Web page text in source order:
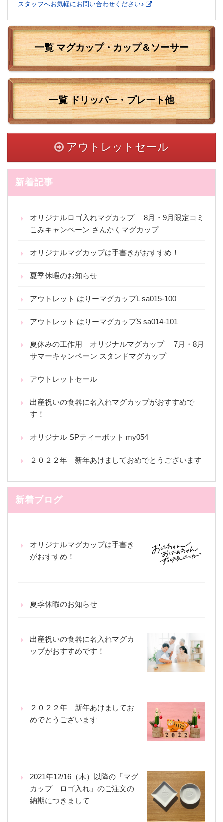
スタッフへお気軽にお問い合わせください♪
一覧 マグカップ・カップ＆ソーサー
一覧ドリッパー・プレート他
アウトレットセール
新着記事
オリジナルロゴ入れマグカップ 8月・9月限定コミ
こみキャンペーン さんかくマグカップ
オリジナルマグカップは手書きがおすすめ！
夏季休暇のお知らせ
アウトレット はりーマグカップL sa015-100
アウトレット はりーマグカップS sa014-101
夏休みの工作用 オリジナルマグカップ 7月・8月
サマーキャンペーン スタンドマグカップ
アウトレットセール
出産祝いの食器に名入れマグカップがおすすめで
す！
オリジナル SPティーポット my054
２０２２年 新年あけましておめでとうございます
新着ブログ
オリジナルマグカップは手書き
がおすすめ！
夏季休暇のお知らせ
出産祝いの食器に名入れマグカ
ップがおすすめです！
２０２２年 新年あけましてお
めでとうございます
2021年12/16（木）以降の「マグ
カップ ロゴ入れ」のご注文の
納期につきまして